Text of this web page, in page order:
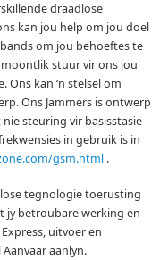
draadlose
kan jou help om jou doel
om jou behoeftes te
stuur vir ons jou
Ons kan ‘n stelsel om
Ons Jammers is ontwerp
steuring vir basisstasie
in gebruik is in
gsm.html.
tegnologie toerusting
jy betroubare werking en
uitvoer en
aanlyn.